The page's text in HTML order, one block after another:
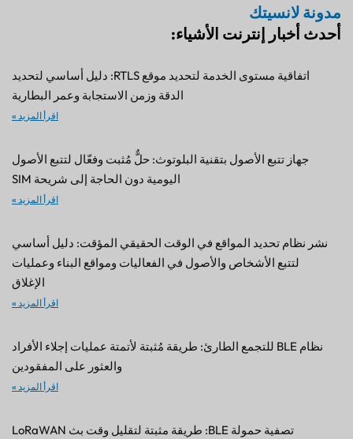
مدونة لانسيتك
أحدث أخبار إنترنت الأشياء:
اتفاقية مستوى الخدمة لتحديد موقع RTLS: دليل أساسي لتحديد
الدقة وزمن الاستجابة وعمر البطارية
اقرأ المزيد »
جهاز تتبع الأصول بتقنية البلوتوث: حلٌّ مُثبت وفعّال لتتبع الأصول
اليومية دون الحاجة إلى شريحة SIM
اقرأ المزيد »
نشر نظام تحديد المواقع في الوقت الحقيقي المؤقت: دليل أساسي
لتتبع الأشخاص والأصول في الفعاليات ومواقع البناء وعمليات
الإغلاق
اقرأ المزيد »
نظام BLE للتجمع الطارئ: طريقة مُثبتة لأتمتة عمليات إجلاء الأفراد
والعثور على المفقودين
اقرأ المزيد »
تصفية حمولة BLE: طريقة مثبتة لتقليل وقت بث LoRaWAN